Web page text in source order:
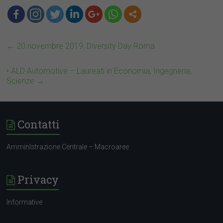
← 20 novembre 2019, Diversity Day Roma
• ALD Automotive – Laureati in Economia, Ingegneria,
Scienze →
Contatti
AmminIstrazione Centrale – Macroaree
Privacy
Informative